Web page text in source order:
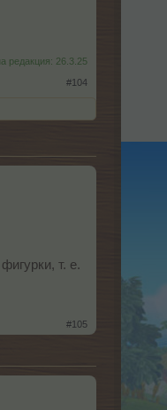
редакция: 26.3.25
#104
т. е.
#105